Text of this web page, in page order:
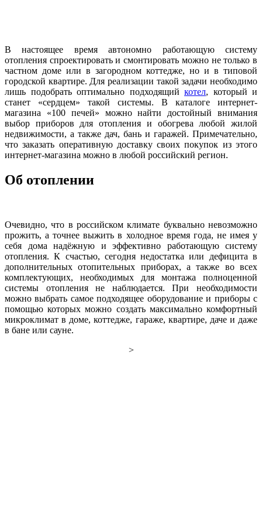
В настоящее время автономно работающую систему
отопления спроектировать и смонтировать можно не только в
частном доме или в загородном коттедже, но и в типовой
городской квартире. Для реализации такой задачи необходимо
лишь подобрать оптимально подходящий котел, который и
станет «сердцем» такой системы. В каталоге интернет-
магазина «100 печей» можно найти достойный внимания
выбор приборов для отопления и обогрева любой жилой
недвижимости, а также дач, бань и гаражей. Примечательно,
что заказать оперативную доставку своих покупок из этого
интернет-магазина можно в любой российский регион.
Об отоплении
Очевидно, что в российском климате буквально невозможно
прожить, а точнее выжить в холодное время года, не имея у
себя дома надёжную и эффективно работающую систему
отопления. К счастью, сегодня недостатка или дефицита в
дополнительных отопительных приборах, а также во всех
комплектующих, необходимых для монтажа полноценной
системы отопления не наблюдается. При необходимости
можно выбрать самое подходящее оборудование и приборы с
помощью которых можно создать максимально комфортный
микроклимат в доме, коттедже, гараже, квартире, даче и даже
в бане или сауне.
>